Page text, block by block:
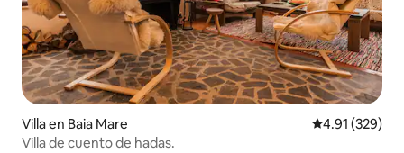
Villa en Baia Mare Calificación
4.91 (329)
Villa de cuento de hadas.